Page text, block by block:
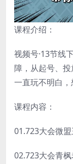
课程介绍：
视频号·13节线
障，从起号、
一直玩不明白，
课程内容：
01.723大会微
02.723大会青